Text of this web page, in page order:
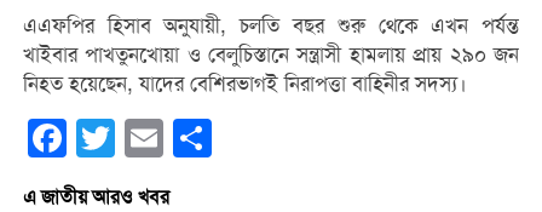
এএফপির হিসাব অনুযায়ী, চলতি বছর শুরু থেকে এখন পর্যন্ত
খাইবার পাখতুনখোয়া ও বেলুচিস্তানে সন্ত্রাসী হামলায় প্রায় ২৯০ জন
নিহত হয়েছেন, যাদের বেশিরভাগই নিরাপত্তা বাহিনীর সদস্য।
Facebook
Twitter Email
এ জাতীয় আরও খবর